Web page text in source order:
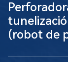
(robot de